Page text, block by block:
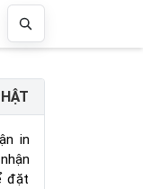
in
đặt